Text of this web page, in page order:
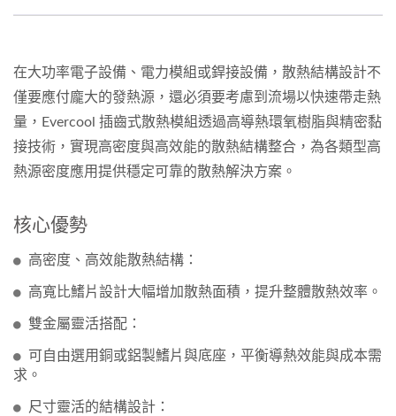
在大功率電子設備、電力模組或銲接設備，散熱結構設計不
僅要應付龐大的發熱源，還必須要考慮到流場以快速帶走熱
量，Evercool 插齒式散熱模組透過高導熱環氧樹脂與精密黏
接技術，實現高密度與高效能的散熱結構整合，為各類型高
熱源密度應用提供穩定可靠的散熱解決方案。
核心優勢
高密度、高效能散熱結構：
高寬比鰭片設計大幅增加散熱面積，提升整體散熱效率。
雙金屬靈活搭配：
可自由選用銅或鋁製鰭片與底座，平衡導熱效能與成本需
求。
尺寸靈活的結構設計：